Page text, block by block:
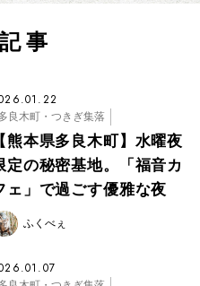
事
良木町・つきぎ集落
【熊本県多良木町】水曜夜
定の秘密基地。「福音カ
ェ」で過ごす優雅な夜
ふくべぇ